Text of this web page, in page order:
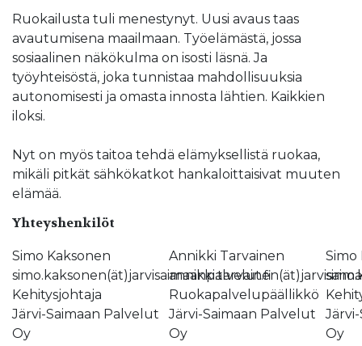
Ruokailusta tuli menestynyt. Uusi avaus taas
avautumisena maailmaan. Työelämästä, jossa
sosiaalinen näkökulma on isosti läsnä. Ja
työyhteisöstä, joka tunnistaa mahdollisuuksia
autonomisesti ja omasta innosta lähtien. Kaikkien
iloksi.
Nyt on myös taitoa tehdä elämyksellistä ruokaa,
mikäli pitkät sähkökatkot hankaloittaisivat muuten
elämää.
Yhteyshenkilöt
Simo Kaksonen
simo.kaksonen(ät)jarvisaimaanpalvelut.fi
Kehitysjohtaja
Järvi-Saimaan Palvelut
Oy
Annikki Tarvainen
Ruokapalvelupäällikkö
Järvi-Saimaan Palvelut
Oy
Simo
Oy